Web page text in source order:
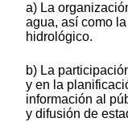
a) La
agua, así como
hidrológico.
b) La
y en la
información al
y difusión de